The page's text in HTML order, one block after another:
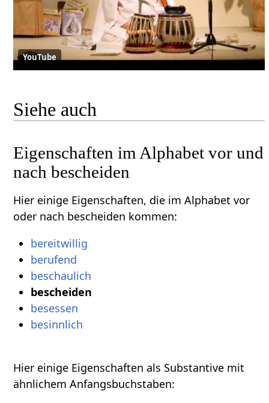
YouTube
Siehe auch
Eigenschaften im Alphabet vor und
nach bescheiden
Hier einige Eigenschaften, die im Alphabet vor
oder nach bescheiden kommen:
bereitwillig
berufend
beschaulich
bescheiden
besessen
besinnlich
Hier einige Eigenschaften als Substantive mit
ähnlichem Anfangsbuchstaben: